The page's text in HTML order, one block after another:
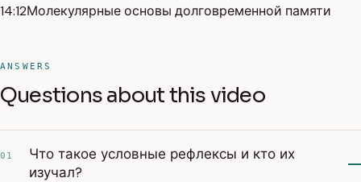
14:12Молекулярные основы долговременной памяти
ANSWERS
Questions about this video
01
Что такое условные рефлексы и кто их
изучал?